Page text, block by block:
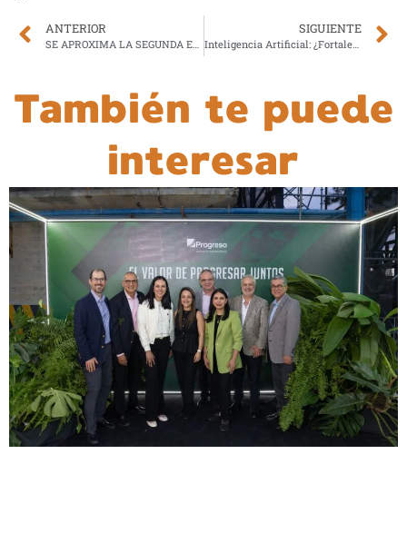
ANTERIOR
SE APROXIMA LA SEGUNDA EDICIÓN DE RED SPACE, UN EVENTO BIANUAL PARA CELEBRAR LA INNOVACIÓN DEL DISEÑO EN GUATEMALA
SIGUIENTE
Inteligencia Artificial: ¿Fortaleza o Amenaza en las Relaciones Públicas?
También te puede
interesar